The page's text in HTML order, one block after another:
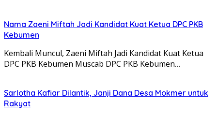
Nama Zaeni Miftah Jadi Kandidat Kuat Ketua DPC PKB
Kebumen
Kembali Muncul, Zaeni Miftah Jadi Kandidat Kuat Ketua
DPC PKB Kebumen Muscab DPC PKB Kebumen…
Sarlotha Kafiar Dilantik, Janji Dana Desa Mokmer untuk
Rakyat